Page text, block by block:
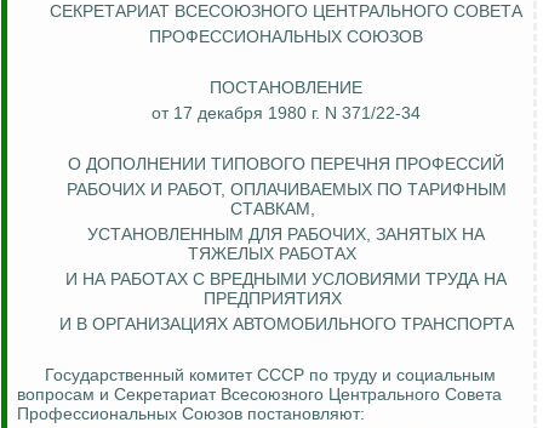
СЕКРЕТАРИАТ ВСЕСОЮЗНОГО ЦЕНТРАЛЬНОГО СОВЕТА
ПРОФЕССИОНАЛЬНЫХ СОЮЗОВ
ПОСТАНОВЛЕНИЕ
от 17 декабря 1980 г. N 371/22-34
О ДОПОЛНЕНИИ ТИПОВОГО ПЕРЕЧНЯ ПРОФЕССИЙ
РАБОЧИХ И РАБОТ, ОПЛАЧИВАЕМЫХ ПО ТАРИФНЫМ
СТАВКАМ,
УСТАНОВЛЕННЫМ ДЛЯ РАБОЧИХ, ЗАНЯТЫХ НА
ТЯЖЕЛЫХ РАБОТАХ
И НА РАБОТАХ С ВРЕДНЫМИ УСЛОВИЯМИ ТРУДА НА
ПРЕДПРИЯТИЯХ
И В ОРГАНИЗАЦИЯХ АВТОМОБИЛЬНОГО ТРАНСПОРТА
Государственный комитет СССР по труду и социальным
вопросам и Секретариат Всесоюзного Центрального Совета
Профессиональных Союзов постановляют: